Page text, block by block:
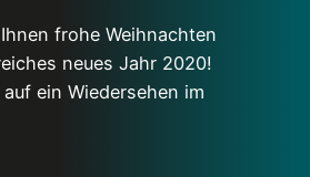
frohe Weihnachten
neues Jahr 2020!
ein Wiedersehen im